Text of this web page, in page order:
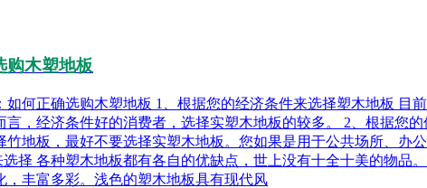
购木塑地板
如何正确选购木塑地板 1、根据您的经济条件来选择塑木地板
，经济条件好的消费者，选择实塑木地板的较多。 2、根据您
地板，最好不要选择实塑木地板。您如果是用于公共场所、办
择 各种塑木地板都有各自的优缺点，世上没有十全十美的物
丰富多彩。浅色的塑木地板具有现代风